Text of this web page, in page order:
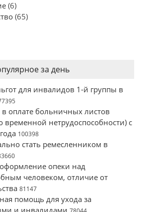
(6)
(65)
за день
для инвалидов 1-й группы в
оплате больничных листов
временной нетрудоспособности) с
100398
стать ремесленником в
опеки над
человеком, отличие от
81147
помощь для ухода за
и инвалидами